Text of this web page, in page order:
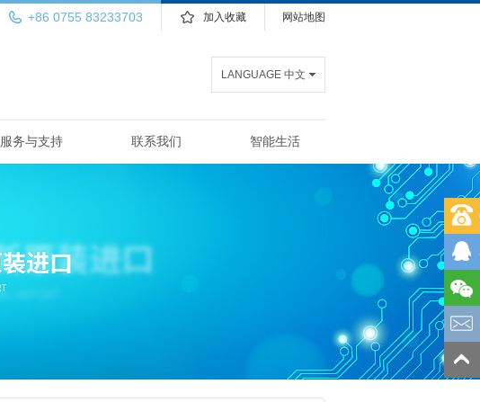
网站地图
加入收藏
+86 0755 83233703
LANGUAGE 中文
服务与支持 联系我们 智能生活